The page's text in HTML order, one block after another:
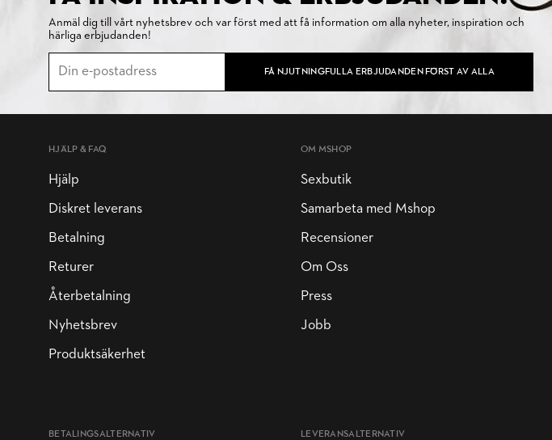
Anmäl dig till vårt nyhetsbrev och var först med att få information om alla nyheter, inspiration och
härliga erbjudanden!
FÅ NJUTNINGFULLA ERBJUDANDEN FÖRST AV ALLA
HJÄLP & FAQ
Hjälp
Diskret leverans
Betalning
Returer
Återbetalning
Nyhetsbrev
Produktsäkerhet
OM MSHOP
Sexbutik
Samarbeta med Mshop
Recensioner
Om Oss
Press
Jobb
BETALINGSALTERNATIV LEVERANSALTERNATIV